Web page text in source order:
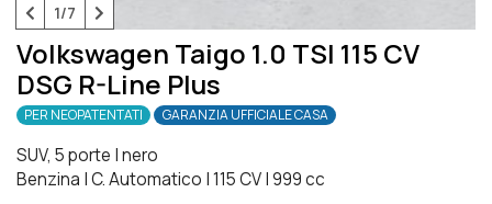
1/7
Volkswagen Taigo 1.0 TSI 115 CV
DSG R-Line Plus
PER NEOPATENTATI GARANZIA UFFICIALE CASA
SUV, 5 porte |nero
Benzina |C. Automatico |115 CV|999 cc